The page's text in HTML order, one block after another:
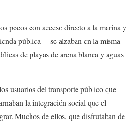
pocos con acceso directo a la marina y
pública— se alzaban en la misma
de playas de arena blanca y aguas
usuarios del transporte público que
la integración social que el
Muchos de ellos, que disfrutaban de